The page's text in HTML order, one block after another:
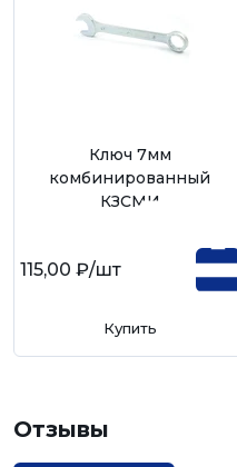
Ключ 7мм
комбинированный
КЗСМИ
115,00 ₽/шт
Купить
Отзывы